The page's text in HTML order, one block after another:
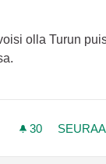
olla Turun
mukaan:
30 30
SEURAA